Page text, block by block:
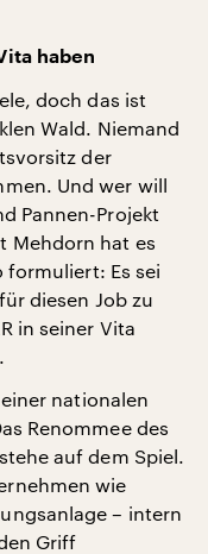
haben
doch das ist
Wald. Niemand
der
Und wer will
Pannen-Projekt
Mehdorn hat es
Es sei
diesen Job zu
in seiner Vita
nationalen
Renommee des
auf dem Spiel.
wie
– intern
Griff